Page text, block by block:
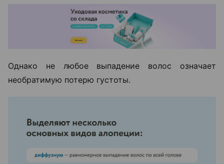
Однако не любое выпадение волос означает
необратимую потерю густоты.